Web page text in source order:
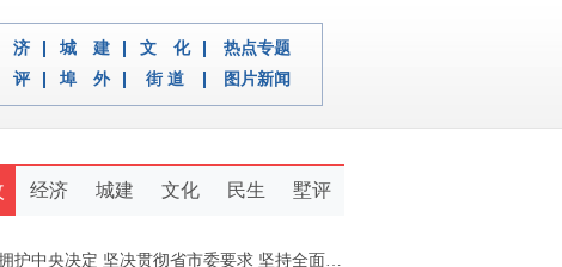
济 城 建 文 化
热点专题
评 埠 外 街 道 图片新闻
经济 城建 文化 民生 墅评
央决定 坚决贯彻省市委要求 坚持全面从严治党推动新拱墅经济社会又好又快发展